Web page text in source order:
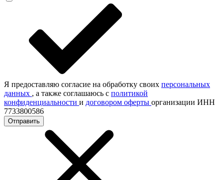
Я предоставляю согласие на обработку своих персональных
данных , а также соглашаюсь с политикой
конфиденциальности и договором оферты организации ИНН
7733800586
Отправить